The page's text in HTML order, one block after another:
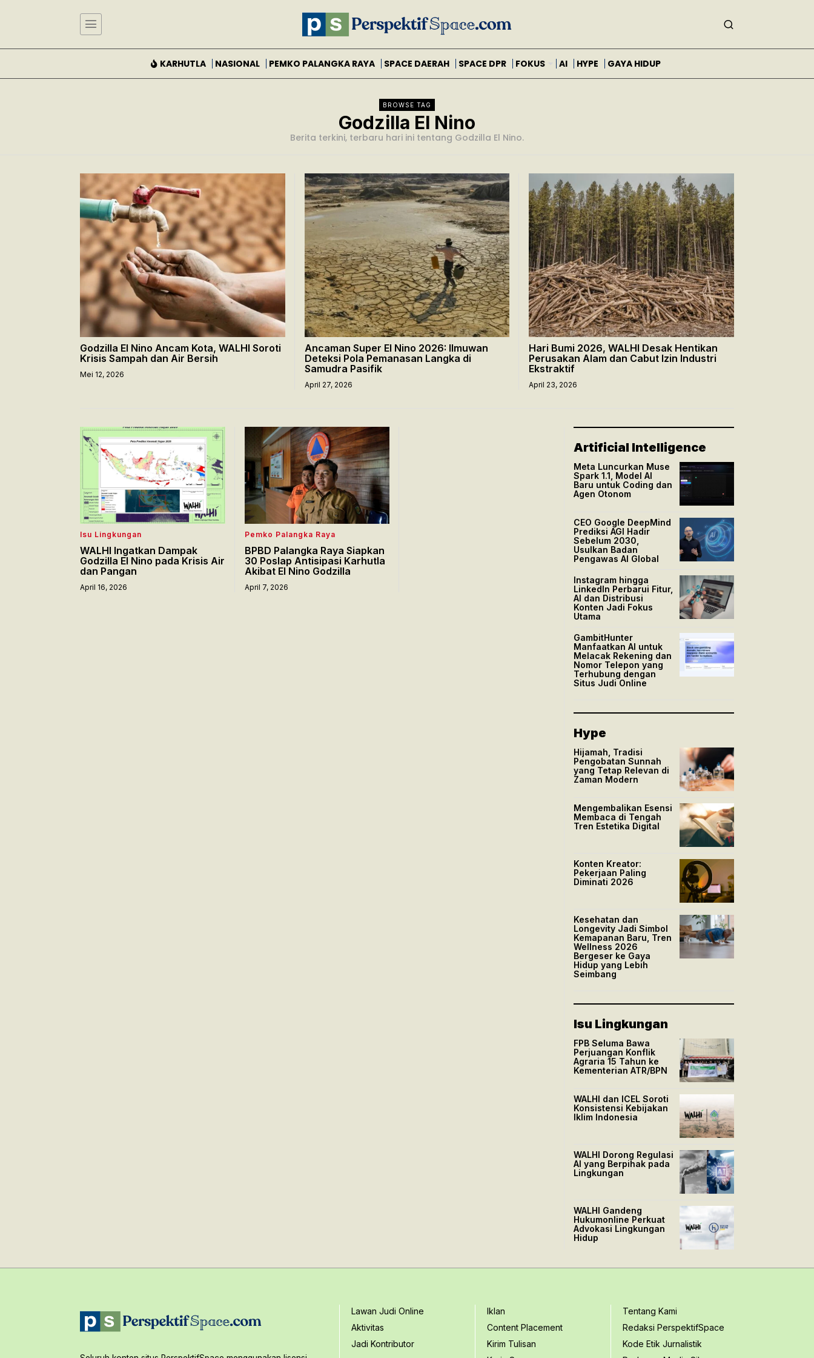
KARHUTLA NASIONAL PEMKO PALANGKA RAYA SPACE DAERAH SPACE DPR FOKUS AI HYPE GAYA HIDUP
BROWSE TAG
Godzilla El Nino
Berita terkini, terbaru hari ini tentang Godzilla El Nino.
Godzilla El Nino Ancam Kota, WALHI Soroti
Krisis Sampah dan Air Bersih
Mei 12, 2026
Ancaman Super El Nino 2026: Ilmuwan
Deteksi Pola Pemanasan Langka di
Samudra Pasifik
April 27, 2026
Hari Bumi 2026, WALHI Desak Hentikan
Perusakan Alam dan Cabut Izin Industri
Ekstraktif
April 23, 2026
Isu Lingkungan
WALHI Ingatkan Dampak
Godzilla El Nino pada Krisis Air
dan Pangan
April 16, 2026
Pemko Palangka Raya
BPBD Palangka Raya Siapkan
30 Poslap Antisipasi Karhutla
Akibat El Nino Godzilla
April 7, 2026
Artificial Intelligence
Meta Luncurkan Muse
Spark 1.1, Model AI
Baru untuk Coding dan
Agen Otonom
CEO Google DeepMind
Prediksi AGI Hadir
Sebelum 2030,
Usulkan Badan
Pengawas AI Global
Instagram hingga
LinkedIn Perbarui Fitur,
AI dan Distribusi
Konten Jadi Fokus
Utama
GambitHunter
Manfaatkan AI untuk
Melacak Rekening dan
Nomor Telepon yang
Terhubung dengan
Situs Judi Online
Hype
Hijamah, Tradisi
Pengobatan Sunnah
yang Tetap Relevan di
Zaman Modern
Mengembalikan Esensi
Membaca di Tengah
Tren Estetika Digital
Konten Kreator:
Pekerjaan Paling
Diminati 2026
Kesehatan dan
Longevity Jadi Simbol
Kemapanan Baru, Tren
Wellness 2026
Bergeser ke Gaya
Hidup yang Lebih
Seimbang
Isu Lingkungan
FPB Seluma Bawa
Perjuangan Konflik
Agraria 15 Tahun ke
Kementerian ATR/BPN
WALHI dan ICEL Soroti
Konsistensi Kebijakan
Iklim Indonesia
WALHI Dorong Regulasi
AI yang Berpihak pada
Lingkungan
WALHI Gandeng
Hukumonline Perkuat
Advokasi Lingkungan
Hidup
Lawan Judi Online
Aktivitas
Jadi Kontributor
Iklan
Content Placement
Kirim Tulisan
Tentang Kami
Redaksi PerspektifSpace
Kode Etik Jurnalistik